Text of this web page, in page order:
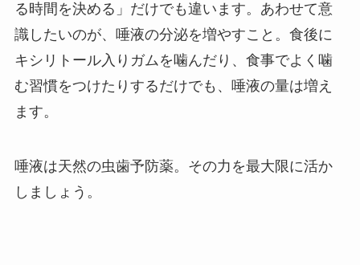
る時間を決める」だけでも違います。あわせて意
識したいのが、唾液の分泌を増やすこと。食後に
キシリトール入りガムを噛んだり、食事でよく噛
む習慣をつけたりするだけでも、唾液の量は増え
ます。
唾液は天然の虫歯予防薬。その力を最大限に活か
しましょう。